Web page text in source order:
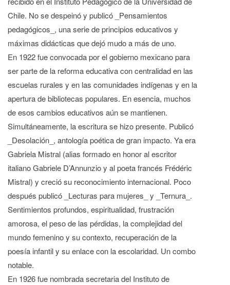
Chile. No se despeinó y publicó _Pensamientos
pedagógicos_, una serie de principios educativos y
máximas didácticas que dejó mudo a más de uno.
En 1922 fue convocada por el gobierno mexicano para
ser parte de la reforma educativa con centralidad en las
escuelas rurales y en las comunidades indígenas y en la
apertura de bibliotecas populares. En esencia, muchos
de esos cambios educativos aún se mantienen.
Simultáneamente, la escritura se hizo presente. Publicó
_Desolación_, antología poética de gran impacto. Ya era
Gabriela Mistral (alias formado en honor al escritor
italiano Gabriele D’Annunzio y al poeta francés Frédéric
Mistral) y creció su reconocimiento internacional. Poco
después publicó _Lecturas para mujeres_ y _Ternura_.
Sentimientos profundos, espiritualidad, frustración
amorosa, el peso de las pérdidas, la complejidad del
mundo femenino y su contexto, recuperación de la
poesía infantil y su enlace con la escolaridad. Un combo
notable.
En 1926 fue nombrada secretaria del Instituto de